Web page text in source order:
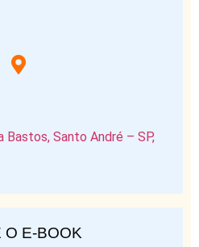
Bastos, Santo André – SP,
O E-BOOK